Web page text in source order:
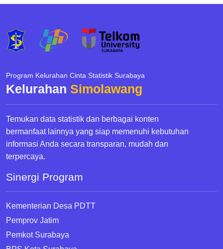
Program Kelurahan Cinta Statistik Surabaya
Kelurahan Simolawang
Temukan data statistik dan berbagai konten
bermanfaat lainnya yang siap memenuhi kebutuhan
informasi Anda secara transparan, mudah dan
terpercaya.
Sinergi Program
Kementerian Desa PDTT
Pemprov Jatim
Pemkot Surabaya